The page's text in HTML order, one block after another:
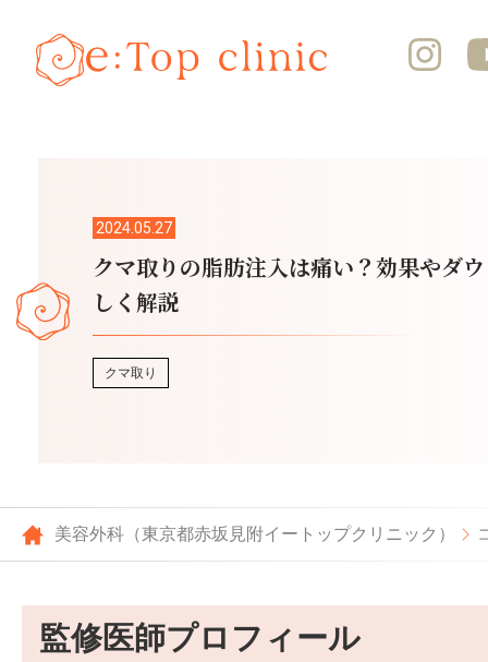
クマ取り
クマ取りの脂肪注入は痛い？効果やダ
しく解説
2024.05.27
美容外科（東京都赤坂見附イートップクリニック）
監修医師プロフィール